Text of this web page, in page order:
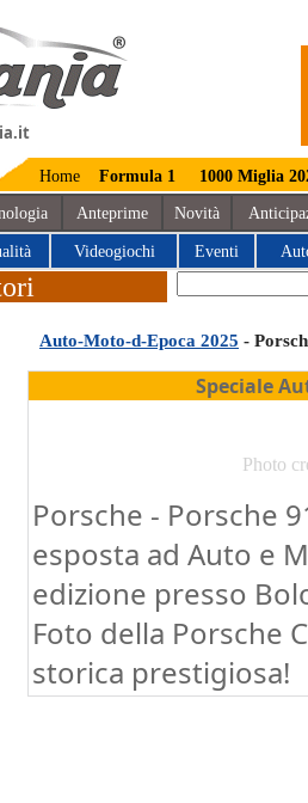
Home Formula 1 1000 Miglia
Anteprime Novità
Videogiochi Eventi
Auto-Moto-d-Epoca 2025 -
Speciale
Photo
Porsche - Porsche
esposta ad Auto e
edizione presso
Foto della Porsche
storica prestigiosa!